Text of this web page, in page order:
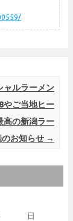
ャルラーメン
やご当地ヒー
高の新潟ラー
のお知らせ →
日